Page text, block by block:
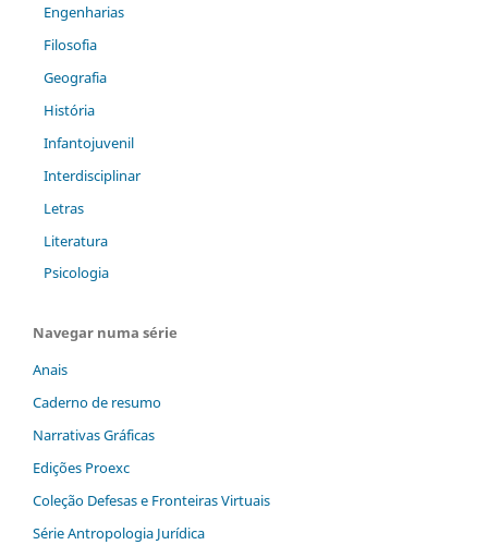
Engenharias
Filosofia
Geografia
História
Infantojuvenil
Interdisciplinar
Letras
Literatura
Psicologia
Navegar numa série
Anais
Caderno de resumo
Narrativas Gráficas
Edições Proexc
Coleção Defesas e Fronteiras Virtuais
Série Antropologia Jurídica